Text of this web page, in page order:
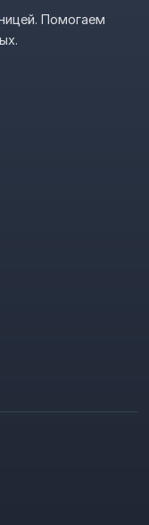
Помогаем